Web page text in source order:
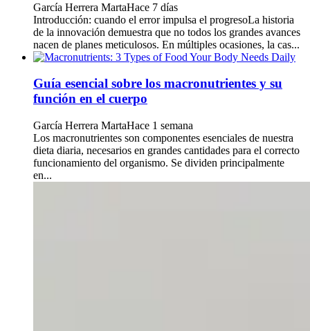
García Herrera MartaHace 7 días
Introducción: cuando el error impulsa el progresoLa historia
de la innovación demuestra que no todos los grandes avances
nacen de planes meticulosos. En múltiples ocasiones, la cas...
Guía esencial sobre los macronutrientes y su
función en el cuerpo
García Herrera MartaHace 1 semana
Los macronutrientes son componentes esenciales de nuestra
dieta diaria, necesarios en grandes cantidades para el correcto
funcionamiento del organismo. Se dividen principalmente
en...